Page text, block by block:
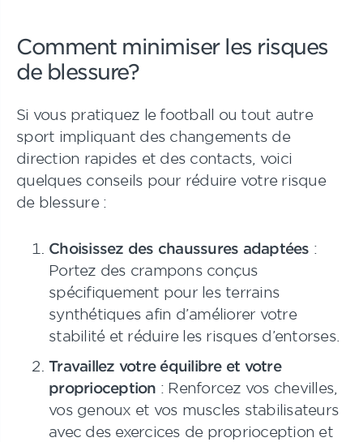
Comment minimiser les risques
de blessure?
Si vous pratiquez le football ou tout autre
sport impliquant des changements de
direction rapides et des contacts, voici
quelques conseils pour réduire votre risque
de blessure :
Choisissez des chaussures adaptées :
Portez des crampons conçus
spécifiquement pour les terrains
synthétiques afin d’améliorer votre
stabilité et réduire les risques d’entorses.
Travaillez votre équilibre et votre
proprioception : Renforcez vos chevilles,
vos genoux et vos muscles stabilisateurs
avec des exercices de proprioception et